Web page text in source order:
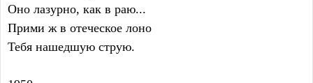
Оно лазурно, как в раю...
Прими ж в отеческое лоно
Тебя нашедшую струю.